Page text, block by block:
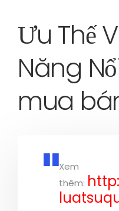
Ưu Thế
Năng
mua
Xem
thêm: